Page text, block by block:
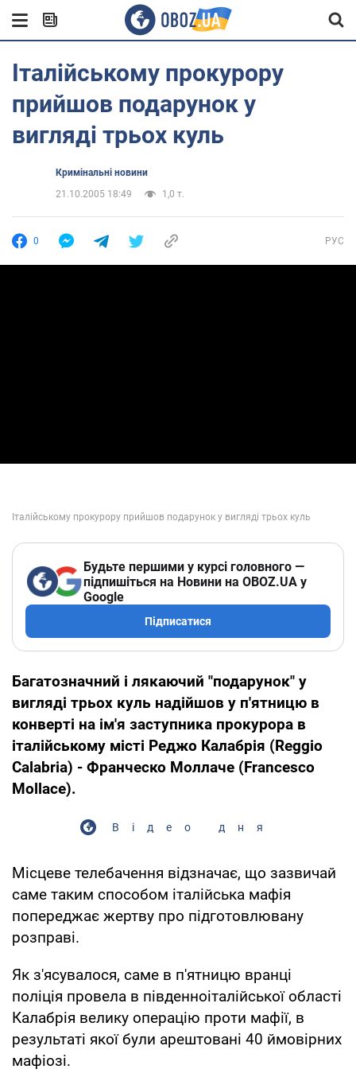
Італійському прокурору
прийшов подарунок у
вигляді трьох куль
Кримінальні новини
21.10.2005 18:49
1,0 т.
0 РУС
Будьте першими у курсі головного —
підпишіться на Новини на OBOZ.UA у
Google
Підписатися
Багатозначний і лякаючий "подарунок" у
вигляді трьох куль надійшов у п'ятницю в
конверті на ім'я заступника прокурора в
італійському місті Реджо Калабрія (Reggio
Calabria) - Франческо Моллаче (Francesco
Mollace).
Відео дня
Місцеве телебачення відзначає, що зазвичай
саме таким способом італійська мафія
попереджає жертву про підготовлювану
розправі.
Як з'ясувалося, саме в п'ятницю вранці
поліція провела в південноіталійської області
Калабрія велику операцію проти мафії, в
результаті якої були арештовані 40 ймовірних
мафіозі.